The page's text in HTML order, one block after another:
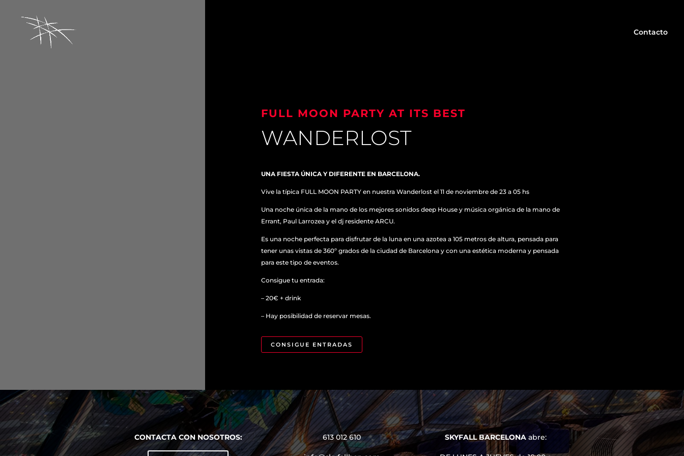
Contacto
FULL MOON PARTY AT ITS BEST
WANDERLOST
UNA FIESTA ÚNICA Y DIFERENTE EN BARCELONA.
Vive la típica FULL MOON PARTY en nuestra Wanderlost el 11 de noviembre de 23 a 05 hs
Una noche única de la mano de los mejores sonidos deep House y música orgánica de la mano de
Errant, Paul Larrozea y el dj residente ARCU.
Es una noche perfecta para disfrutar de la luna en una azotea a 105 metros de altura, pensada para
tener unas vistas de 360º grados de la ciudad de Barcelona y con una estética moderna y pensada
para este tipo de eventos.
Consigue tu entrada:
– 20€ + drink
– Hay posibilidad de reservar mesas.
CONSIGUE ENTRADAS
CONTACTA CON NOSOTROS: 613 012 610 SKYFALL BARCELONA abre: